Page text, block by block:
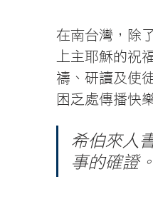
在南台灣，除
上主耶穌的祝
禱、研讀及使
困乏處傳播快
希伯來人
事的確證。